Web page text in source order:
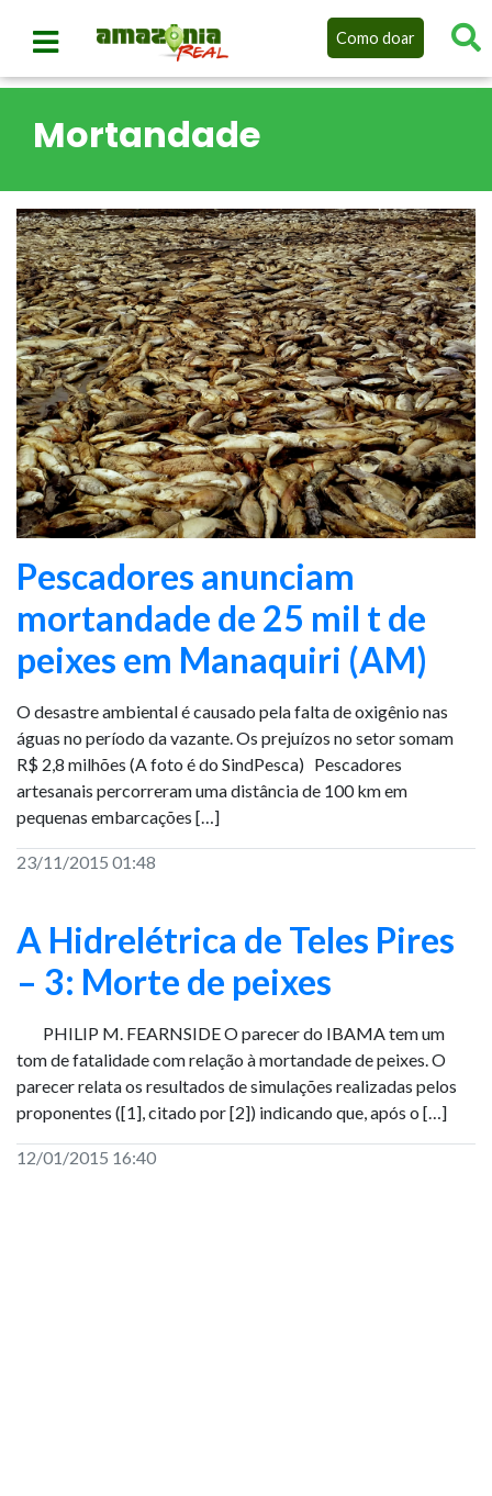
Como doar
Mortandade
Pescadores anunciam
mortandade de 25 mil t de
peixes em Manaquiri (AM)
O desastre ambiental é causado pela falta de oxigênio nas
águas no período da vazante. Os prejuízos no setor somam
R$ 2,8 milhões (A foto é do SindPesca) Pescadores
artesanais percorreram uma distância de 100 km em
pequenas embarcações […]
23/11/2015 01:48
A Hidrelétrica de Teles Pires
– 3: Morte de peixes
PHILIP M. FEARNSIDE O parecer do IBAMA tem um
tom de fatalidade com relação à mortandade de peixes. O
parecer relata os resultados de simulações realizadas pelos
proponentes ([1], citado por [2]) indicando que, após o […]
12/01/2015 16:40